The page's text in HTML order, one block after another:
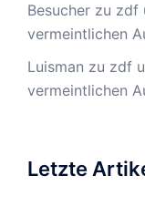
Besucher zu zdf
vermeintlichen
Luisman zu zdf
vermeintlichen
Letzte